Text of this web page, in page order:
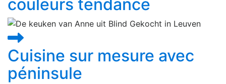
couleurs tendance
Cuisine sur mesure avec
péninsule